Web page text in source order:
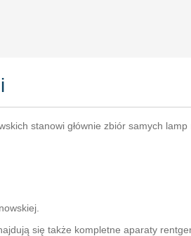
stanowi głównie zbiór samych
się także kompletne aparaty